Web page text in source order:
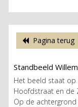
Pagina terug
Standbeeld
Het beeld staat op
Hoofdstraat en de
Op de